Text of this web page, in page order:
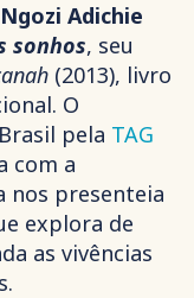
Adichie
sonhos, seu
(2013), livro
O
pela TAG
com a
nos presenteia
explora de
as vivências